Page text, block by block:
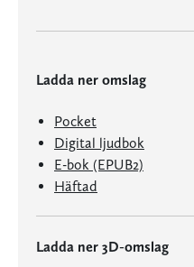
Ladda ner omslag
Pocket
Digital ljudbok
E-bok (EPUB2)
Häftad
Ladda ner 3D-omslag